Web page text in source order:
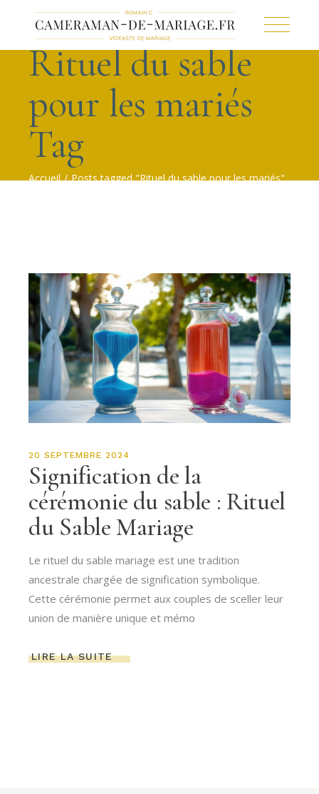
Rituel du sable
pour les mariés
Tag
Accueil Posts tagged "Rituel du sable pour les mariés"
20 SEPTEMBRE 2024
Signification de la
cérémonie du sable : Rituel
du Sable Mariage
Le rituel du sable mariage est une tradition
ancestrale chargée de signification symbolique.
Cette cérémonie permet aux couples de sceller leur
union de manière unique et mémo
LIRE LA SUITE